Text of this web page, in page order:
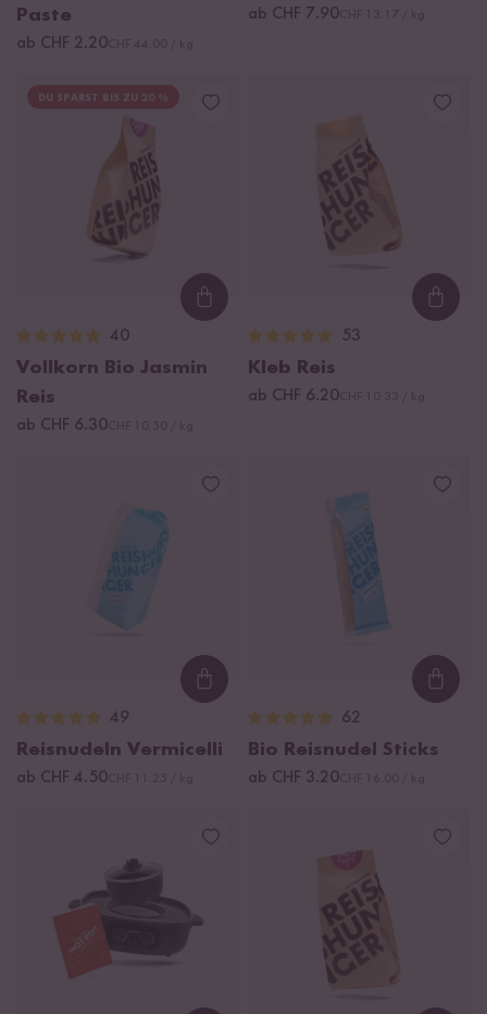
Paste
ab CHF 2.20
ab CHF 7.90
DU SPARST BIS ZU 20 %
Loading...
40
Vollkorn Bio Jasmin
Reis
ab CHF 6.30
53
Kleb Reis
ab CHF 6.20
Loading...
49
Reisnudeln Vermicelli
ab CHF 4.50
62
Bio Reisnudel Sticks
ab CHF 3.20